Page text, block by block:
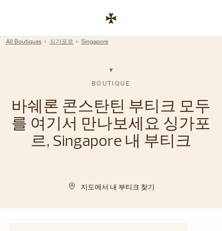
Return to Nav
All Boutiques 싱가포르 Singapore
BOUTIQUE
바쉐론 콘스탄틴 부티크 모두
를 여기서 만나보세요 싱가포
르, Singapore 내 부티크
지도에서 내 부티크 찾기